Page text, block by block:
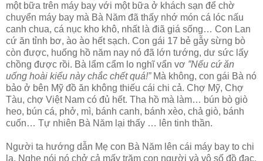
một bữa trên máy bay với một bữa ở khách sạn để chờ
chuyển máy bay mà Bà Năm đã thấy nhớ món cá lóc nấu
canh chua, cá nục kho khô, nhất là điã giá sống… Con Lan
cứ ăn tỉnh bơ, ào ào hết sạch. Con gái 17 bẻ gẫy sừng bò
còn được, huống hồ năm nay nó đã lớn tướng, dư sức lấy
chồng được rồi. Bà lẩm cẩm lo nghĩ vẩn vơ ”Nếu cứ ăn
uống hoài kiểu này chắc chết quá!”Mà không, con gái Bà nó
bảo ở bên Mỹ đồ ăn không thiếu cái chi cả. Chợ Mỹ, Chợ
Tàu, chợ Việt Nam có đủ hết. Tha hồ mà làm… bún bò giò
heo, bún cá, phở, mì, bánh canh, bánh xèo, chả giò, bánh
cuốn… Tự nhiên Bà Năm lại thấy … lên tinh thần.
Người ta hướng dẫn Mẹ con Bà Năm lên cái máy bay to chi
lạ. Nghe nói nó chở cả mấy trăm con người và vô số đồ đạc,